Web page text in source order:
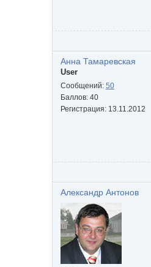
Анна Тамаревская
User
Сообщений: 50
Баллов: 40
Регистрация: 13.11.2012
Александр Антонов